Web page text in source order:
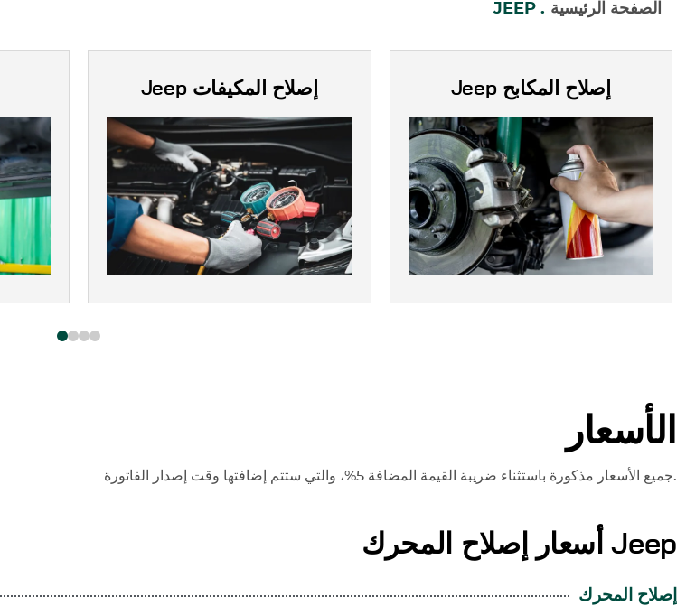
الصفحة الرئيسية JEEP
Jeep إصلاح المكيفات Jeep إصلاح المكابح
الأسعار
جميع الأسعار مذكورة باستثناء ضريبة القيمة المضافة 5%، والتي ستتم إضافتها وقت إصدار الفاتورة.
Jeepأسعار إصلاح المحرك
إصلاح المحرك